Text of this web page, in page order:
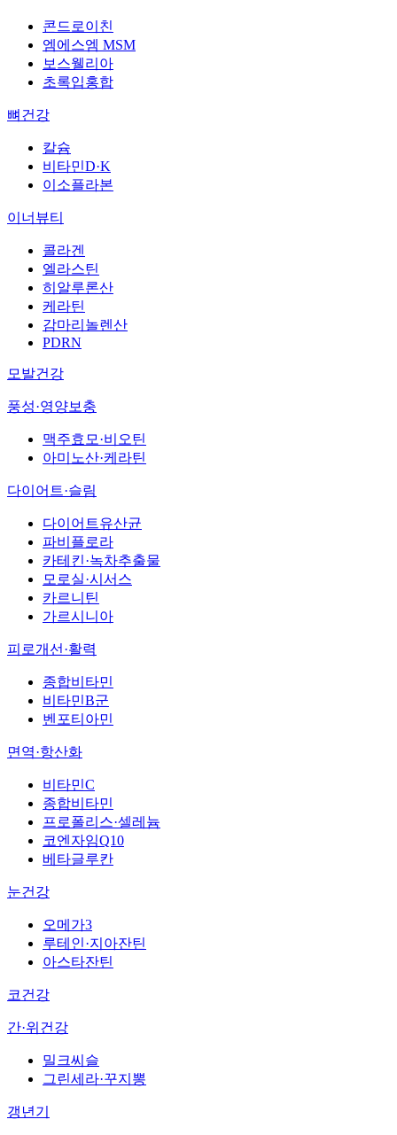
콘드로이친
엠에스엠 MSM
보스웰리아
초록입홍합
뼈건강
칼슘
비타민D·K
이소플라본
이너뷰티
콜라겐
엘라스틴
히알루론산
케라틴
감마리놀렌산
PDRN
모발건강
풍성·영양보충
맥주효모·비오틴
아미노산·케라틴
다이어트·슬림
다이어트유산균
파비플로라
카테킨·녹차추출물
모로실·시서스
카르니틴
가르시니아
피로개선·활력
종합비타민
비타민B군
벤포티아민
면역·항산화
비타민C
종합비타민
프로폴리스·셀레늄
코엔자임Q10
베타글루칸
눈건강
오메가3
루테인·지아잔틴
아스타잔틴
코건강
간·위건강
밀크씨슬
그린세라·꾸지뽕
갱년기